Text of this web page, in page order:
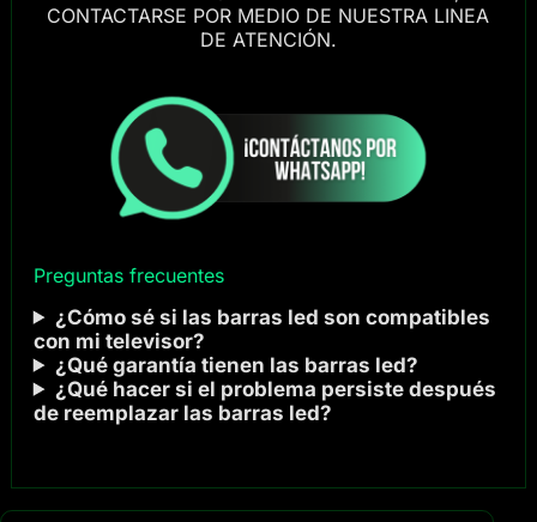
CONTACTARSE POR MEDIO DE NUESTRA LINEA
DE ATENCIÓN.
Preguntas frecuentes
¿Cómo sé si las barras led son compatibles
con mi televisor?
¿Qué garantía tienen las barras led?
¿Qué hacer si el problema persiste después
de reemplazar las barras led?